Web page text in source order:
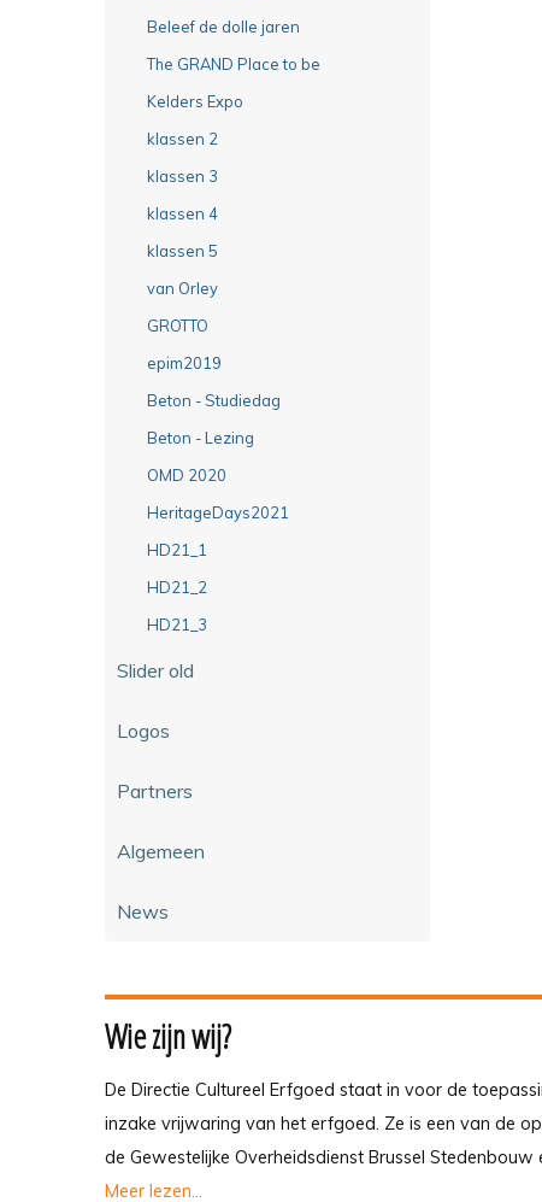
Beleef de dolle jaren
The GRAND Place to be
Kelders Expo
klassen 2
klassen 3
klassen 4
klassen 5
van Orley
GROTTO
epim2019
Beton - Studiedag
Beton - Lezing
OMD 2020
HeritageDays2021
HD21_1
HD21_2
HD21_3
Slider old
Logos
Partners
Algemeen
News
Wie zijn wij?
De Directie Cultureel Erfgoed staat in voor de
inzake vrijwaring van het erfgoed. Ze is een van de
de Gewestelijke Overheidsdienst Brussel Stedenbouw
Meer lezen...